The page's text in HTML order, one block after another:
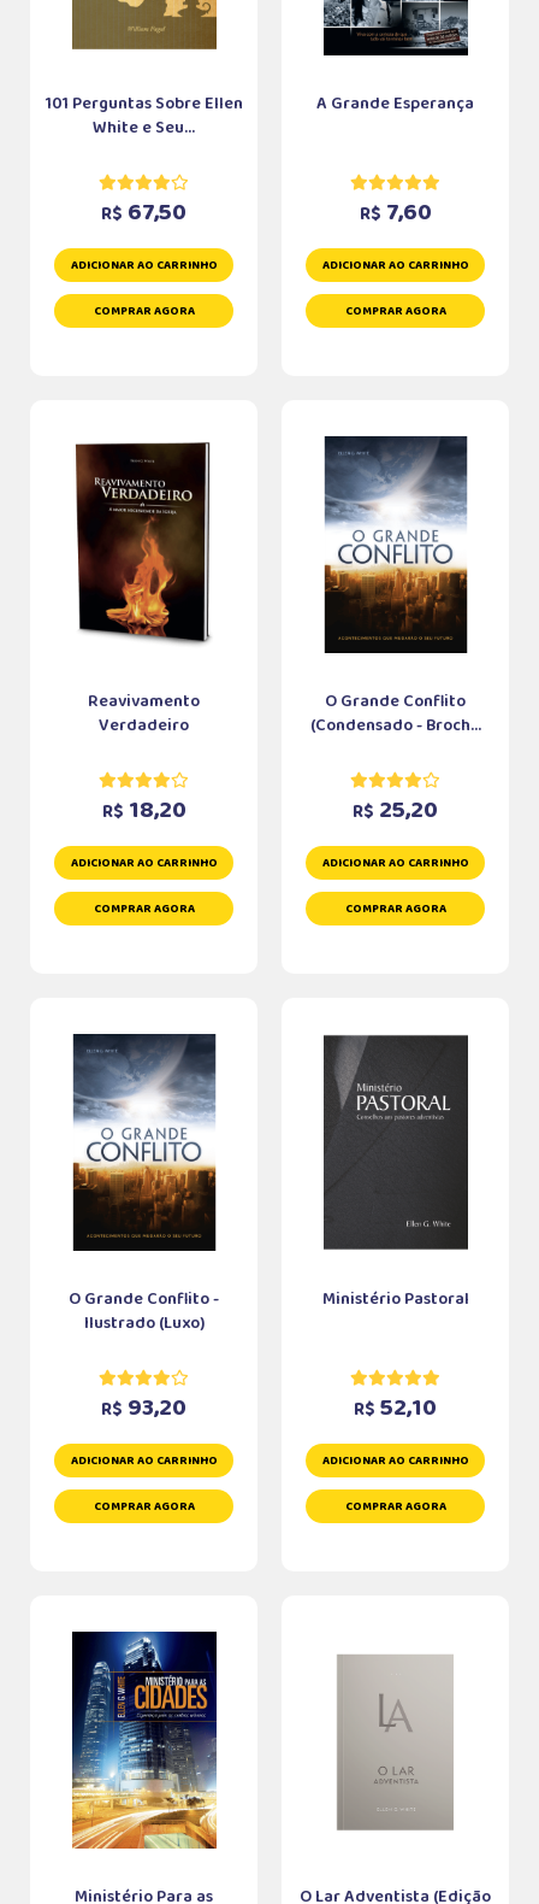
101 Perguntas Sobre Ellen
White e Seu...
R$ 67,50
ADICIONAR AO CARRINHO
COMPRAR AGORA
A Grande Esperança
R$ 7,60
ADICIONAR AO CARRINHO
COMPRAR AGORA
Reavivamento
Verdadeiro
R$ 18,20
ADICIONAR AO CARRINHO
COMPRAR AGORA
O Grande Conflito
(Condensado - Broch...
R$ 25,20
ADICIONAR AO CARRINHO
COMPRAR AGORA
O Grande Conflito -
Ilustrado (Luxo)
R$ 93,20
ADICIONAR AO CARRINHO
COMPRAR AGORA
Ministério Pastoral
R$ 52,10
ADICIONAR AO CARRINHO
COMPRAR AGORA
Ministério Para as O Lar Adventista (Edição